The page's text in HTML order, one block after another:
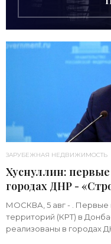
ЗАРУБЕЖНАЯ НЕДВИЖИМОСТЬ
Хуснуллин:
городах ДНР -
МОСКВА, 5 авг - . Первые
территорий (КРТ) в
реализованы в городах